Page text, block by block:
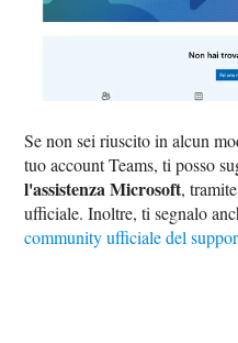
Se non sei riuscito in alcun
tuo account Teams, ti posso
l'assistenza Microsoft,
ufficiale. Inoltre, ti segnalo
community ufficiale del